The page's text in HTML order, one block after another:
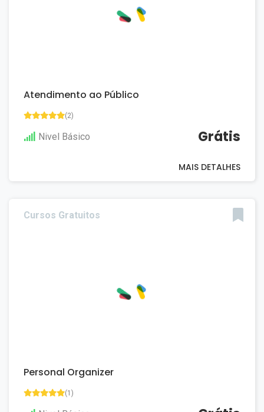
Atendimento ao Público
(2)
Nivel Básico Grátis
MAIS DETALHES
Cursos Gratuitos
Personal Organizer
(1)